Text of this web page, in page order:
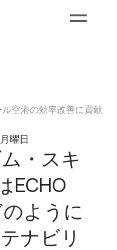
空港の効率改善に貢献
曜日
・スキ
ECHO
ように
ナビリ